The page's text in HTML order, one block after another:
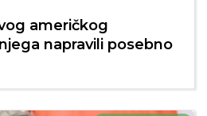
američkog
napravili posebno